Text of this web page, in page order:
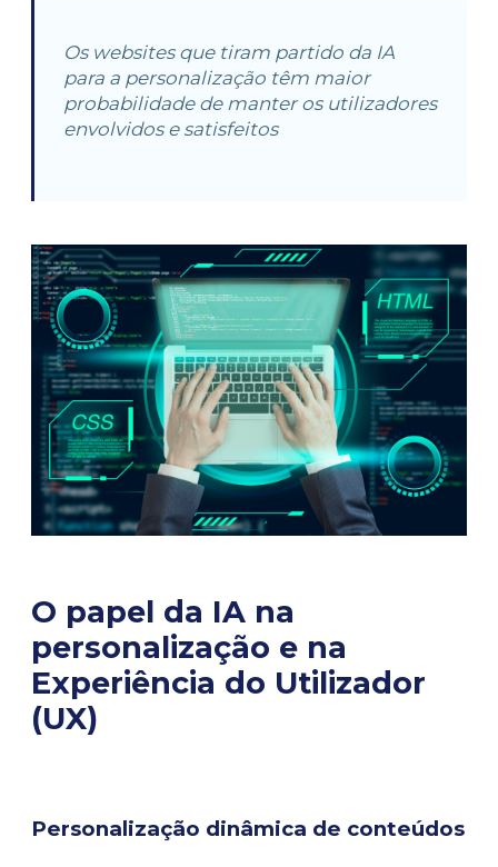
Os websites que tiram partido da IA
para a personalização têm maior
probabilidade de manter os utilizadores
envolvidos e satisfeitos
O papel da IA na
personalização e na
Experiência do Utilizador
(UX)
Personalização dinâmica de conteúdos